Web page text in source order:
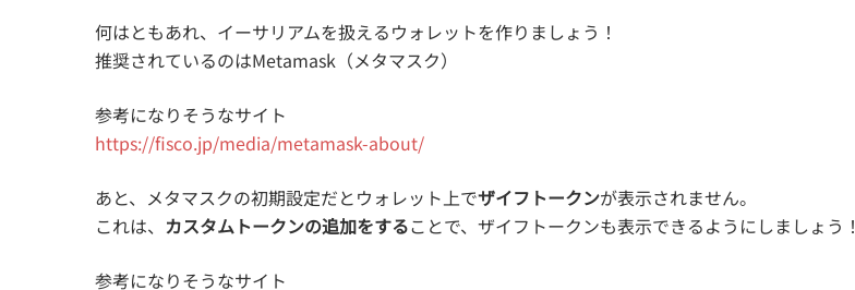
何はともあれ、イーサリアムを扱えるウォレットを作りましょう！
推奨されているのはMetamask（メタマスク）
参考になりそうなサイト
https://fisco.jp/media/metamask-about/
あと、メタマスクの初期設定だとウォレット上でザイフトークンが表示されません。
これは、 カスタムトークンの追加をすることで、ザイフトークンも表示できるようにしましょう！
参考になりそうなサイト